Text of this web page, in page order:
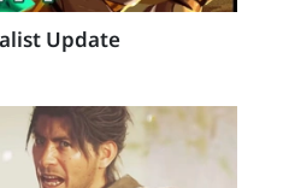
Update